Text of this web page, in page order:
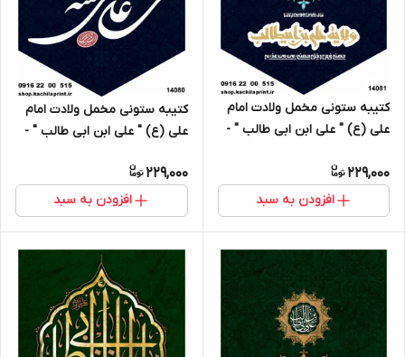
کتیبه ستونی مخمل ولادت امام
علی (ع) " علی ابن ابی طالب " -
229,000
افزودن به سبد
کتیبه ستونی مخمل ولادت امام
علی (ع) " علی ابن ابی طالب " -
229,000
افزودن به سبد